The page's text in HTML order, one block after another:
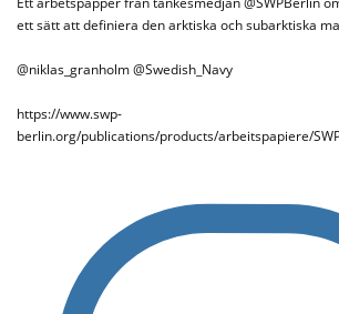
ett sätt att definiera den arktiska och subarktiska
@niklas_granholm @Swedish_Navy
https://www.swp-
berlin.org/publications/products/arbeitspapiere/